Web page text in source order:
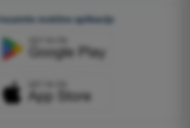
mobilne aplikacije